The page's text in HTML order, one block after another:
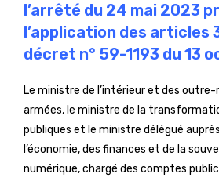
l’arrêté du 24 mai 2023
l’application des articles
décret n° 59-1193 du 13
Le ministre de l’intérieur et des
armées, le ministre de la
publiques et le ministre délégué
l’économie, des finances et de la
numérique, chargé des comptes